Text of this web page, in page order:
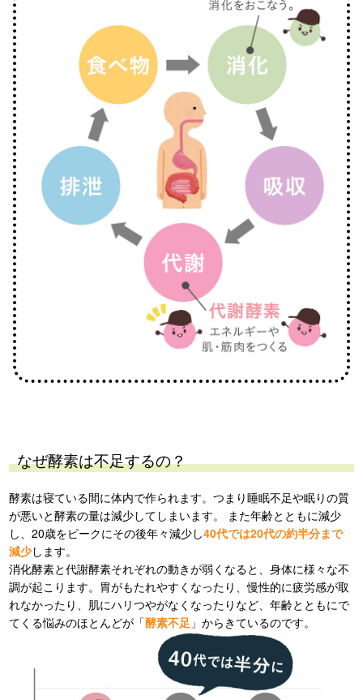
なぜ酵素は不足するの？
酵素は寝ている間に体内で作られます。つまり睡眠不足や眠りの質
が悪いと酵素の量は減少してしまいます。 また年齢とともに減少
し、20歳をピークにその後年々減少し40代では20代の約半分まで
減少します。
消化酵素と代謝酵素それぞれの動きが弱くなると、身体に様々な不
調が起こります。胃がもたれやすくなったり、慢性的に疲労感が取
れなかったり、肌にハリつやがなくなったりなど、年齢とともにで
てくる悩みのほとんどが「酵素不足 」からきているのです。